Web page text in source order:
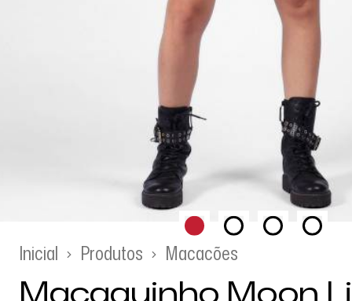
Inicial Produtos Macacões
Macaquinho Moon